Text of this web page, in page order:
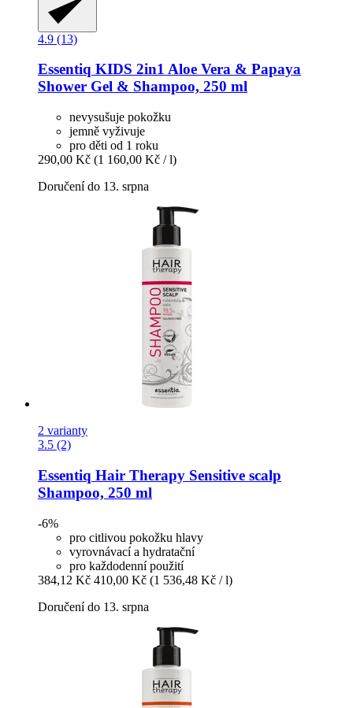
4.9 (13)
Essentiq KIDS 2in1 Aloe Vera & Papaya
Shower Gel & Shampoo, 250 ml
nevysušuje pokožku
jemně vyživuje
pro děti od 1 roku
290,00 Kč (1 160,00 Kč / l)
Doručení do 13. srpna
2 varianty
3.5 (2)
Essentiq Hair Therapy Sensitive scalp
Shampoo, 250 ml
-6%
pro citlivou pokožku hlavy
vyrovnávací a hydratační
pro každodenní použití
384,12 Kč 410,00 Kč (1 536,48 Kč / l)
Doručení do 13. srpna